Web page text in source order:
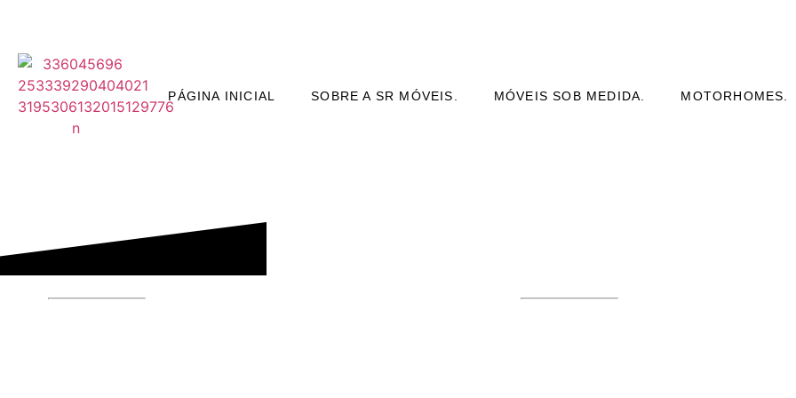
PÁGINA INICIAL SOBRE A SR MÓVEIS. MÓVEIS SOB MEDIDA. MOTORHOMES.
ELEGÂNCIA SOB MEDIDA E PLANEJADO